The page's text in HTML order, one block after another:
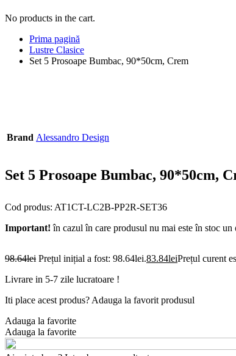
No products in the cart.
Prima pagină
Lustre Clasice
Set 5 Prosoape Bumbac, 90*50cm, Crem
Brand Alessandro Design
Set 5 Prosoape Bumbac, 90*50cm,
Cod produs: AT1CT-LC2B-PP2R-SET36
Important! în cazul în care produsul nu mai este în stoc
98.64lei Prețul inițial a fost: 98.64lei.83.84leiPrețul curent
Livrare in 5-7 zile lucratoare !
Iti place acest produs? Adauga la favorit produsul
Adauga la favorite
Adauga la favorite